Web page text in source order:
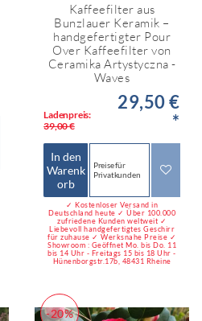
Kaffeefilter aus
Bunzlauer Keramik –
handgefertigter Pour
Over Kaffeefilter von
Ceramika Artystyczna -
Waves
Ladenpreis:
39,00 €
29,50 €
*
In den
Warenk
orb
Preise für
Privatkunden
✓ Kostenloser Versand in
Deutschland heute ✓ Über 100.000
zufriedene Kunden weltweit ✓
Liebevoll handgefertigtes Geschirr
für zuhause ✓ Werksnahe Preise ✓
Showroom : Geöffnet Mo. bis Do. 11
bis 14 Uhr - Freitags 15 bis 18 Uhr -
Hünenborgstr.17b, 48431 Rheine
-20%